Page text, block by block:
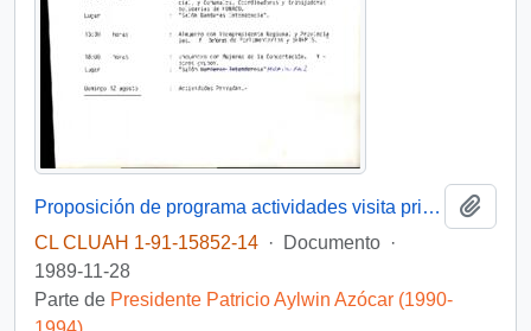
Proposición de programa actividades visita primea dama de la nación señora Leonor Oyarzún de Aylwin
CL CLUAH 1-91-15852-14 · Documento ·
1989-11-28
Parte de Presidente Patricio Aylwin Azócar (1990-